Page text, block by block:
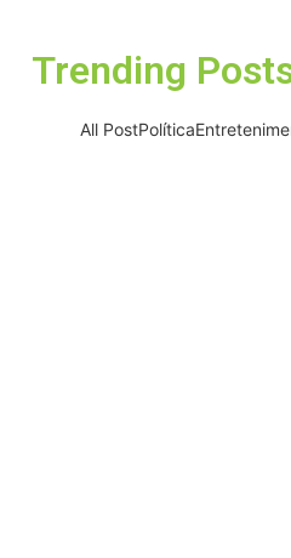
Trending
All PostPolítica